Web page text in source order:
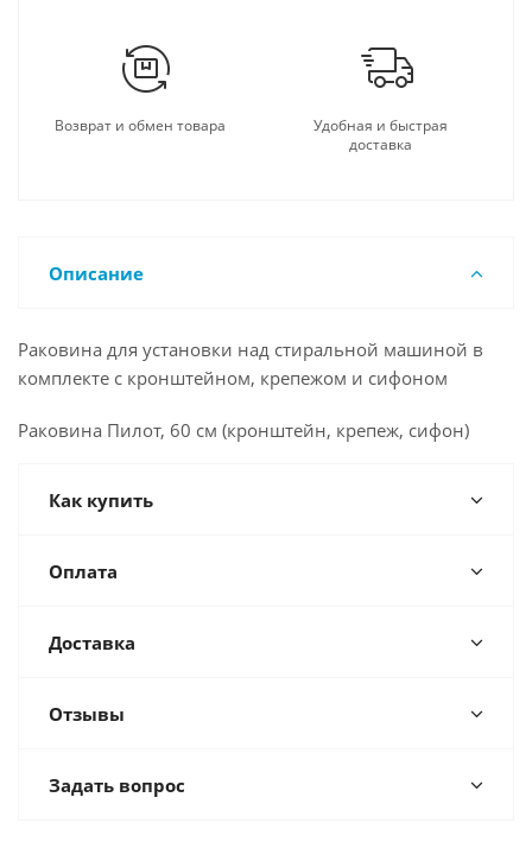
Возврат и обмен товара
Удобная и быстрая
доставка
Описание
Раковина для установки над стиральной машиной в
комплекте с кронштейном, крепежом и сифоном
Раковина Пилот, 60 см (кронштейн, крепеж, сифон)
Как купить
Оплата
Доставка
Отзывы
Задать вопрос